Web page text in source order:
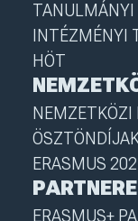
TANULMÁNYI
INTÉZMÉNYI
HÖT
NEMZETKÖZI
ERASMUS
ERASMUS+